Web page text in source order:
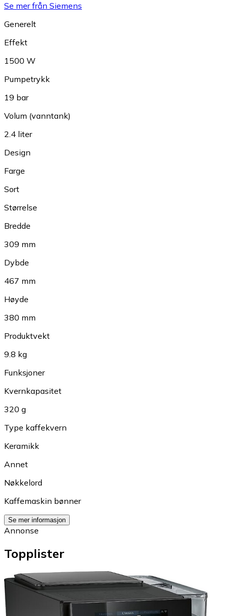
Se mer från Siemens
Generelt
Effekt
1500 W
Pumpetrykk
19 bar
Volum (vanntank)
2.4 liter
Design
Farge
Sort
Størrelse
Bredde
309 mm
Dybde
467 mm
Høyde
380 mm
Produktvekt
9.8 kg
Funksjoner
Kvernkapasitet
320 g
Type kaffekvern
Keramikk
Annet
Nøkkelord
Kaffemaskin bønner
Se mer informasjon
Annonse
Topplister